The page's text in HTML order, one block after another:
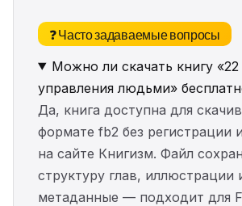
❓ Часто задаваемые вопросы
Можно ли скачать книгу «22
управления людьми»
Да, книга доступна для
формате fb2 без регистрации
на сайте Книгизм. Файл
структуру глав, иллюстрации
метаданные — подходит для